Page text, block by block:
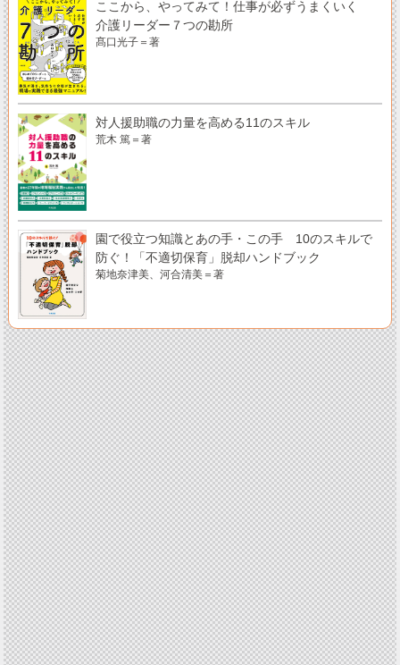
ここから、やってみて！仕事が必ずうまくいく
介護リーダー７つの勘所
髙口光子＝著
対人援助職の力量を高める11のスキル
荒木 篤＝著
園で役立つ知識とあの手・この手 10のスキルで
防ぐ！「不適切保育」脱却ハンドブック
菊地奈津美、河合清美＝著